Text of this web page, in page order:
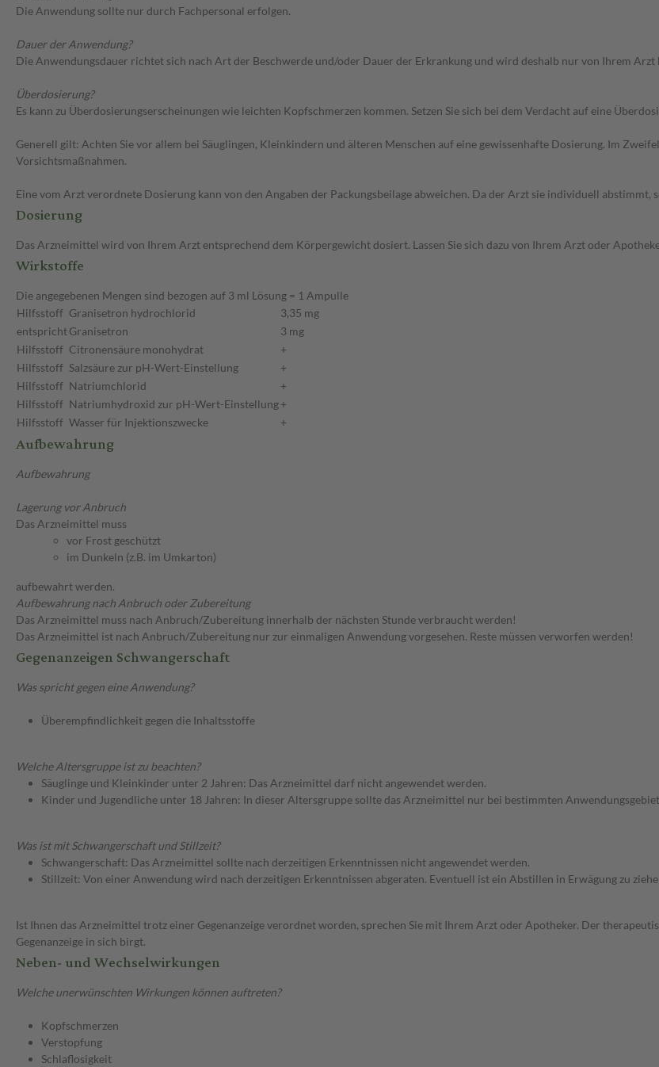
Die Anwendung sollte nur durch Fachpersonal erfolgen.
Dauer der Anwendung?
Die Anwendungsdauer richtet sich nach Art der Beschwerde und/oder Dauer der Erkrankung und wird deshalb nur von Ihrem Arzt
Überdosierung?
Es kann zu Überdosierungserscheinungen wie leichten Kopfschmerzen kommen. Setzen Sie sich bei dem Verdacht auf eine
Generell gilt: Achten Sie vor allem bei Säuglingen, Kleinkindern und älteren Menschen auf eine gewissenhafte Dosierung. Im
Vorsichtsmaßnahmen.
Eine vom Arzt verordnete Dosierung kann von den Angaben der Packungsbeilage abweichen. Da der Arzt sie individuell
Dosierung
Das Arzneimittel wird von Ihrem Arzt entsprechend dem Körpergewicht dosiert. Lassen Sie sich dazu von Ihrem Arzt oder
Wirkstoffe
Die angegebenen Mengen sind bezogen auf 3 ml Lösung = 1 Ampulle
Hilfsstoff Granisetron hydrochlorid
3,35 mg
entsprichtGranisetron
3 mg
Hilfsstoff Citronensäure monohydrat
+
Hilfsstoff Salzsäure zur pH-Wert-Einstellung
+
Hilfsstoff Natriumchlorid
+
Hilfsstoff Natriumhydroxid zur pH-Wert-Einstellung+
Hilfsstoff Wasser für Injektionszwecke +
Aufbewahrung
Aufbewahrung
Lagerung vor Anbruch
Das Arzneimittel muss
vor Frost geschützt
im Dunkeln (z.B. im Umkarton)
aufbewahrt werden.
Aufbewahrung nach Anbruch oder Zubereitung
Das Arzneimittel muss nach Anbruch/Zubereitung innerhalb der nächsten Stunde verbraucht werden!
Das Arzneimittel ist nach Anbruch/Zubereitung nur zur einmaligen Anwendung vorgesehen. Reste müssen verworfen werden!
Gegenanzeigen Schwangerschaft
Was spricht gegen eine Anwendung?
Überempfindlichkeit gegen die Inhaltsstoffe
Welche Altersgruppe ist zu beachten?
Säuglinge und Kleinkinder unter 2 Jahren: Das Arzneimittel darf nicht angewendet werden.
Kinder und Jugendliche unter 18 Jahren: In dieser Altersgruppe sollte das Arzneimittel nur bei bestimmten
Was ist mit Schwangerschaft und Stillzeit?
Schwangerschaft: Das Arzneimittel sollte nach derzeitigen Erkenntnissen nicht angewendet werden.
Stillzeit: Von einer Anwendung wird nach derzeitigen Erkenntnissen abgeraten. Eventuell ist ein Abstillen in Erwägung zu
Ist Ihnen das Arzneimittel trotz einer Gegenanzeige verordnet worden, sprechen Sie mit Ihrem Arzt oder Apotheker. Der
Gegenanzeige in sich birgt.
Neben- und Wechselwirkungen
Welche unerwünschten Wirkungen können auftreten?
Kopfschmerzen
Verstopfung
Schlaflosigkeit